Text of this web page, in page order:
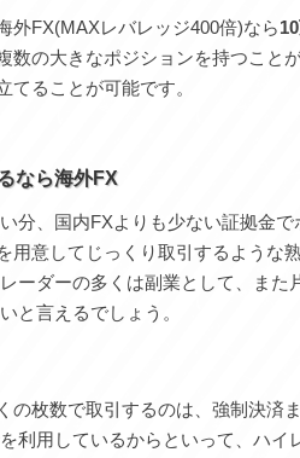
外FX(MAXレバレッジ400倍)なら
数の大きなポジションを持つこと
てることが可能です。
なら海外FX
分、国内FXよりも少ない証拠金
用意してじっくり取引するような
ーダーの多くは副業として、また
と言えるでしょう。
の枚数で取引するのは、強制決済
利用しているからといって、ハイ